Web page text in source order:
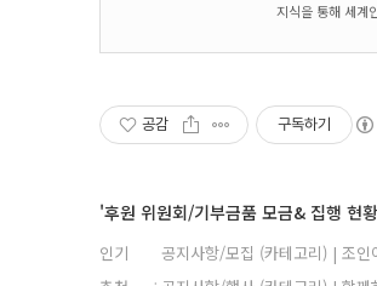
지식을 통해 세계
공감 구독하기
'후원 위원회/기부금품 모금& 집행 현
인기
공지사항/모집 (카테고리) | 조